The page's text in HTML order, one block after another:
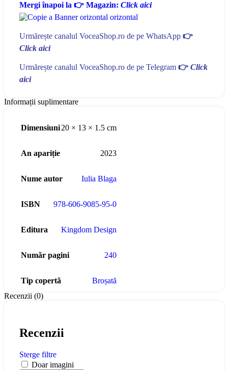
Mergi înapoi la 👉 Magazin: Click aici
Urmărește canalul VoceaShop.ro de pe WhatsApp 👉
Click aici
Urmărește canalul VoceaShop.ro de pe Telegram 👉 Click
aici
Informații suplimentare
Dimensiuni20 × 13 × 1.5 cm
An apariție 2023
Nume autor Iulia Blaga
ISBN 978-606-9085-95-0
Editura Kingdom Design
Număr pagini 240
Tip copertă
Broșată
Recenzii (0)
Recenzii
Sterge filtre
Doar imagini